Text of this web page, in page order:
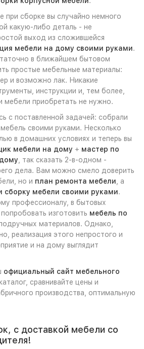
при сборке вы случайно немного
какую-либо деталь - не
выход из сложившейся
мебели на дому своими руками.
в ближайшем бытовом
простые мебельные материалы:
и возможно лак. Никакие
инструкции и, тем более,
мебели приобретать не нужно.
с поставленной задачей: собрали
своими руками. Несколько
в домашних условиях и теперь вы
мебели на дому + мастер по
, так сказать 2-в-одном -
дела. Вам можно смело доверить
но и план ремонта мебели , а
сборку мебели своими руками.
профессионалу, в бытовых
изготовить мебель по
материалов. Однако,
реализация этого непростого и
и на дому выглядит
официальный сайт мебельного
сравнивайте цены и
производства, оптимальную
с доставкой мебели со